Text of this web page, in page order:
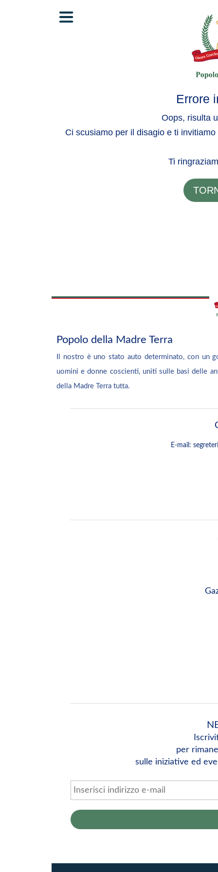
Errore
Oops, risulta
Ci scusiamo per il disagio e ti
Ti
Popolo della Madre Terra
Il nostro è uno stato auto determinato, con un
uomini e donne coscienti, uniti sulle basi delle
della Madre Terra tutta.
E-mail:
per
sulle iniziative ed